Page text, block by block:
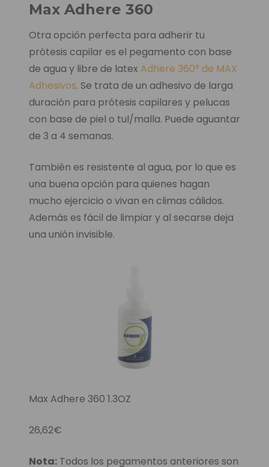
Max Adhere 360
Otra opción perfecta para adherir tu
prótesis capilar es el pegamento con base
de agua y libre de latex Adhere 360° de MAX
Adhesivos. Se trata de un adhesivo de larga
duración para prótesis capilares y pelucas
con base de piel o tul/malla. Puede aguantar
de 3 a 4 semanas.
También es resistente al agua, por lo que es
una buena opción para quienes hagan
mucho ejercicio o vivan en climas cálidos.
Además es fácil de limpiar y al secarse deja
una unión invisible.
Max Adhere 360 1.3OZ
26,62€
Nota: Todos los pegamentos anteriores son